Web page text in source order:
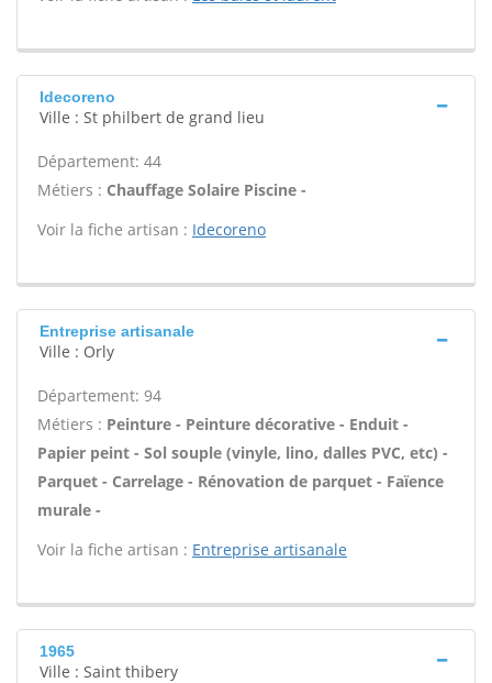
Idecoreno
Ville : St philbert de grand lieu
Département: 44
Métiers : Chauffage Solaire Piscine -
Voir la fiche artisan : Idecoreno
Entreprise artisanale
Ville : Orly
Département: 94
Métiers : Peinture - Peinture décorative - Enduit -
Papier peint - Sol souple (vinyle, lino, dalles PVC, etc) -
Parquet - Carrelage - Rénovation de parquet - Faïence
murale -
Voir la fiche artisan : Entreprise artisanale
1965
Ville : Saint thibery